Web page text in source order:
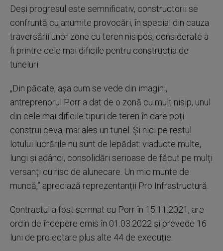
Deși progresul este semnificativ, constructorii se
confruntă cu anumite provocări, în special din cauza
traversării unor zone cu teren nisipos, considerate a
fi printre cele mai dificile pentru construcția de
tuneluri.
„Din păcate, așa cum se vede din imagini,
antreprenorul Porr a dat de o zonă cu mult nisip, unul
din cele mai dificile tipuri de teren în care poți
construi ceva, mai ales un tunel. Și nici pe restul
lotului lucrările nu sunt de lepădat: viaducte multe,
lungi și adânci, consolidări serioase de făcut pe mulți
versanți cu risc de alunecare. Un mic munte de
muncă,” apreciază reprezentanții Pro Infrastructură.
Contractul a fost semnat cu Porr în 15.11.2021, are
ordin de începere emis în 01.03.2022 și prevede 16
luni de proiectare plus alte 44 de execuție.